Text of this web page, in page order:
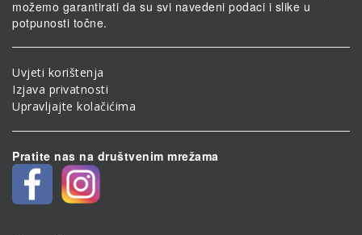
možemo garantirati da su svi navedeni podaci i slike u
potpunosti točne.
Uvjeti korištenja
Izjava privatnosti
Upravljajte kolačićima
Pratite nas na društvenim mrežama